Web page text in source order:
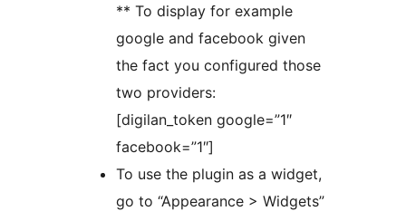
** To display for example
google and facebook given
the fact you configured those
two providers:
[digilan_token google=”1″
facebook=”1″]
To use the plugin as a widget,
go to “Appearance > Widgets”